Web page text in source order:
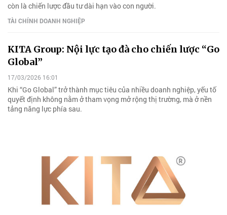
còn là chiến lược đầu tư dài hạn vào con người.
TÀI CHÍNH DOANH NGHIỆP
KITA Group: Nội lực tạo đà cho chiến lược “Go
Global”
17/03/2026 16:01
Khi “Go Global” trở thành mục tiêu của nhiều doanh nghiệp, yếu tố
quyết định không nằm ở tham vọng mở rộng thị trường, mà ở nền
tảng năng lực phía sau.